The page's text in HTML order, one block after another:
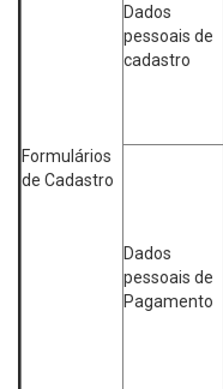
Formulários
de Cadastro
Dados
pessoais de
cadastro
Dados
pessoais de
Pagamento